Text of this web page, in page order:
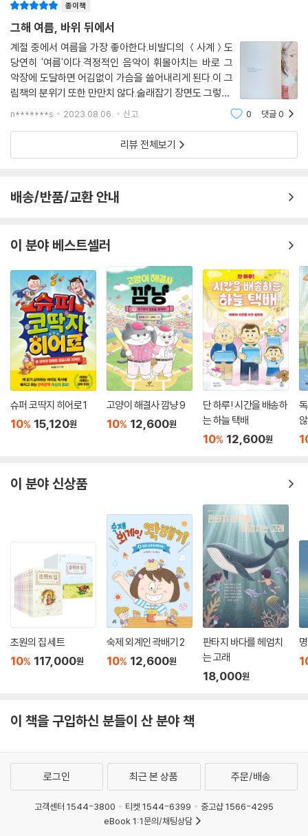
종이책
그해 여름, 바위 뒤에서
계절 중에서 여름을 가장 좋아한다.비발디의 ＜사계＞도
당연히 '여름'이다.격정적인 음악이 휘몰아치는 바로 그
악장에 도달하면 어김없이 가슴을 쓸어내리게 된다.이 그
림책의 분위기 또한 만만치 않다.술래잡기 장면도 그렇고,
금지된 곳을 탐험하는 장면도 그렇고...특히 돌연히 나타
한 색감의 일러스트도 궁금했다.아니나 다를
n*******s 2023.08.06. 신고 0 댓글0
리뷰 전체보기
배송/반품/교환 안내
이 분야 베스트셀러
슈퍼 코딱지 히어로 1
10% 15,120원
고양이 해결사 깜냥 9
10% 12,600원
단 하루! 시간을 배송하
는 하늘 택배
10% 12,600원
이 분야 신상품
초원의 집 세트
10% 117,000원
숙제 외계인 곽배기 2
10% 12,600원
판타지 바다를 헤엄치
는 고래
18,000원
이 책을 구입하신 분들이 산 분야 책
로그인 최근 본 상품 주문/배송
고객센터 1544-3800 티켓 1544-6399
중고샵 1566-4295
eBook 1:1문의/채팅상담